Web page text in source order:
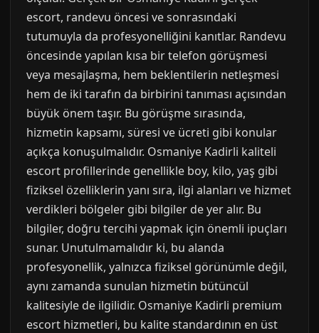
escort, randevu öncesi ve sonrasındaki
tutumuyla da profesyonelliğini kanıtlar. Randevu
öncesinde yapılan kısa bir telefon görüşmesi
veya mesajlaşma, hem beklentilerin netleşmesi
hem de iki tarafın da birbirini tanıması açısından
büyük önem taşır. Bu görüşme sırasında,
hizmetin kapsamı, süresi ve ücreti gibi konular
açıkça konuşulmalıdır. Osmaniye Kadirli kaliteli
escort profillerinde genellikle boy, kilo, yaş gibi
fiziksel özelliklerin yanı sıra, ilgi alanları ve hizmet
verdikleri bölgeler gibi bilgiler de yer alır. Bu
bilgiler, doğru tercihi yapmak için önemli ipuçları
sunar. Unutulmamalıdır ki, bu alanda
profesyonellik, yalnızca fiziksel görünümle değil,
aynı zamanda sunulan hizmetin bütüncül
kalitesiyle de ilgilidir. Osmaniye Kadirli premium
escort hizmetleri, bu kalite standardının en üst